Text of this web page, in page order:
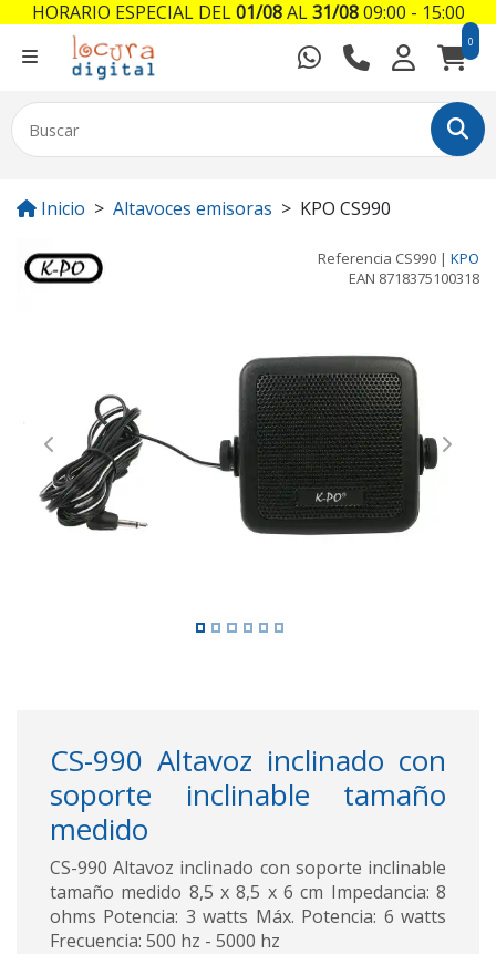
0
Inicio Altavoces emisoras KPO CS990
Referencia CS990 | KPO
EAN 8718375100318
Previous Next
CS-990 Altavoz inclinado con
soporte inclinable tamaño
medido
CS-990 Altavoz inclinado con soporte inclinable
tamaño medido 8,5 x 8,5 x 6 cm Impedancia: 8
ohms Potencia: 3 watts Máx. Potencia: 6 watts
Frecuencia: 500 hz - 5000 hz
HORARIO ESPECIAL DEL01/08AL31/0809:00 - 15:00